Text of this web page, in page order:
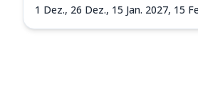
1 Dez., 26 Dez., 15 Jan. 2027, 15